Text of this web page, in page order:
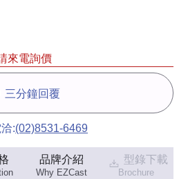
來電詢價
三分鐘回覆
:(02)8531-6469
品牌介紹
Why EZCast
型錄下載
Brochure